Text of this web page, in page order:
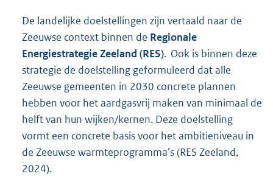
De landelijke doelstellingen zijn vertaald naar de
Zeeuwse context binnen de Regionale
Energiestrategie Zeeland (RES). Ook is binnen deze
strategie de doelstelling geformuleerd dat alle
Zeeuwse gemeenten in 2030 concrete plannen
hebben voor het aardgasvrij maken van minimaal de
helft van hun wijken/kernen. Deze doelstelling
vormt een concrete basis voor het ambitieniveau in
de Zeeuwse warmteprogramma’s (RES Zeeland,
2024).